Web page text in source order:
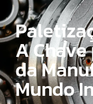
A
da
Mundo